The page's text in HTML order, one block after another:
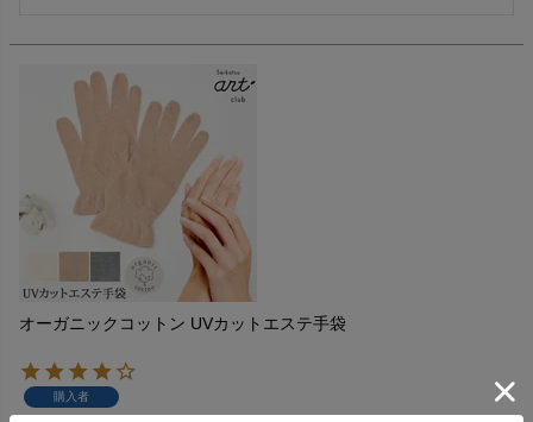
オーガニックコットン UVカットエステ手袋
購入者